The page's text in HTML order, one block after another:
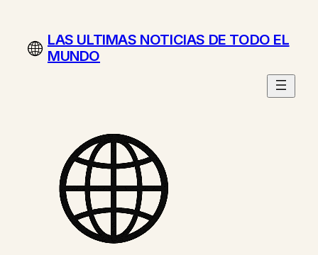
contenidoLAS ULTIMAS NOTICIAS DE TODO EL
MUNDO